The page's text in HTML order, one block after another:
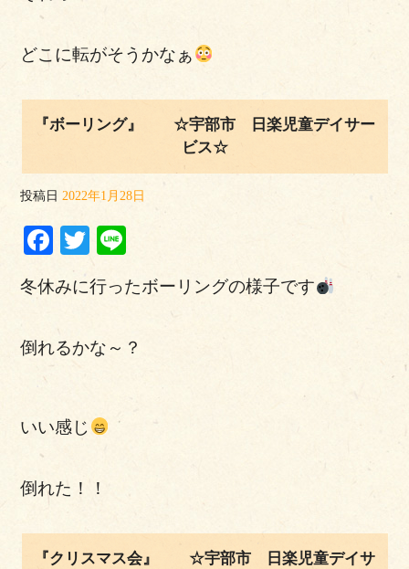
どこに転がそうかなぁ
『ボーリング』 ☆宇部市 日楽児童デイサー
ビス☆
投稿日 2022年1月28日
Facebook
Twitter
冬休みに行ったボーリングの様子です
倒れるかな～？
いい感じ
倒れた！！
『クリスマス会』 ☆宇部市 日楽児童デイサ